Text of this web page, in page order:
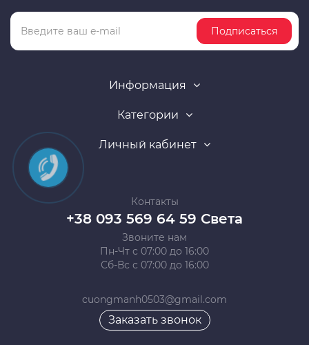
Подписаться
Информация
Категории
Личный кабинет
Контакты
+38 093 569 64 59 Света
Звоните нам
Пн-Чт с 07:00 до 16:00
Сб-Вс с 07:00 до 16:00
cuongmanh0503@gmail.com
Заказать звонок